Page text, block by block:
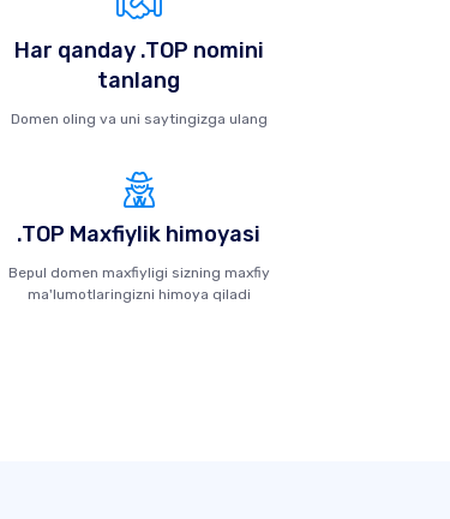
Har qanday .TOP nomini
tanlang
Domen oling va uni saytingizga ulang
.TOP Maxfiylik himoyasi
Bepul domen maxfiyligi sizning maxfiy
ma'lumotlaringizni himoya qiladi